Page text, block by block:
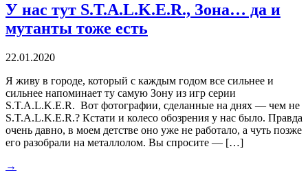
У нас тут S.T.A.L.K.E.R., Зона… да и
мутанты тоже есть
22.01.2020
Я живу в городе, который с каждым годом все сильнее и
сильнее напоминает ту самую Зону из игр серии
S.T.A.L.K.E.R. Вот фотографии, сделанные на днях — чем не
S.T.A.L.K.E.R.? Кстати и колесо обозрения у нас было. Правда
очень давно, в моем детстве оно уже не работало, а чуть позже
его разобрали на металлолом. Вы спросите — […]
→